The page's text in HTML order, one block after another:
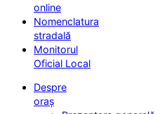
online
Nomenclatura
stradală
Monitorul
Oficial Local
Despre
oraș